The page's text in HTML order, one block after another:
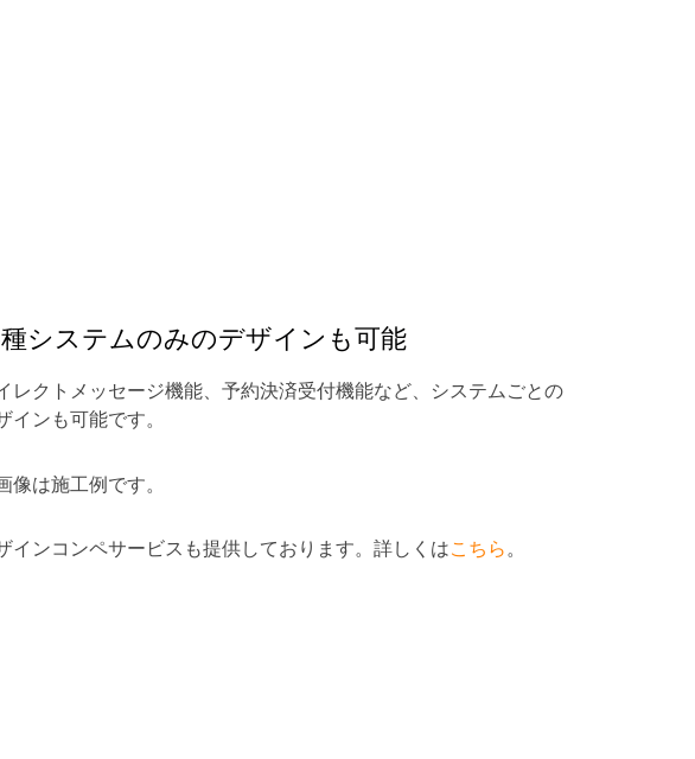
システムのみのデザインも可能
レクトメッセージ機能、予約決済受付機能など、システムごとの
インも可能です。
像は施工例です。
インコンペサービスも提供しております。詳しくはこちら 。